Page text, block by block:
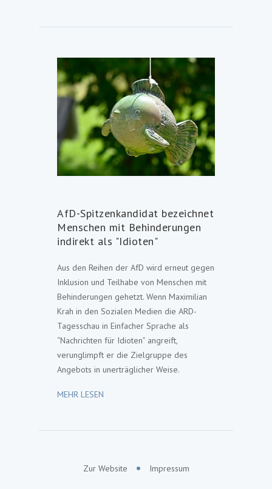
AfD-Spitzenkandidat bezeichnet
Menschen mit Behinderungen
indirekt als "Idioten"
Aus den Reihen der AfD wird erneut gegen
Inklusion und Teilhabe von Menschen mit
Behinderungen gehetzt. Wenn Maximilian
Krah in den Sozialen Medien die ARD-
Tagesschau in Einfacher Sprache als
“Nachrichten für Idioten” angreift,
verunglimpft er die Zielgruppe des
Angebots in unerträglicher Weise.
MEHR LESEN
Zur Website Impressum